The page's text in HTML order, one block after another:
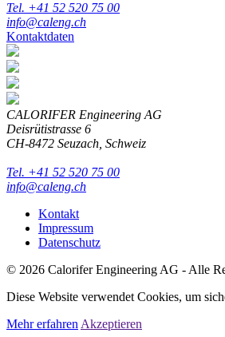
Tel. +41 52 520 75 00
info@caleng.ch
Kontaktdaten
CALORIFER Engineering AG
Deisrütistrasse 6
CH-8472 Seuzach, Schweiz
Tel. +41 52 520 75 00
info@caleng.ch
Kontakt
Impressum
Datenschutz
© 2026 Calorifer Engineering AG - Alle
Diese Website verwendet Cookies, um
Mehr erfahren Akzeptieren